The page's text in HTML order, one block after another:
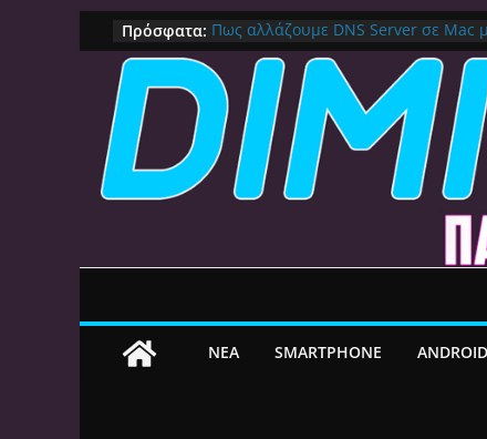
Μετάβαση
σε
περιεχόμενο
Πρόσφατα: Πως αλλάζουμε DNS Server σε Mac
(Macbook, Mac Mini, iMac, κλπ)
IPVanish Προσφορά: 83%
Δες γιατί αξίζει
Alive GR Kodi: Γιατί Δεν Λειτουργεί
on
Ο Καλύτερος Διαχειριστής Αρχείων
File Explorer, Καθαρισμός και
Ο Καλύτερος Launcher για Android
Γρήγορος, Χωρίς Διαφημίσεις και
ΝEA SMARTPHONE